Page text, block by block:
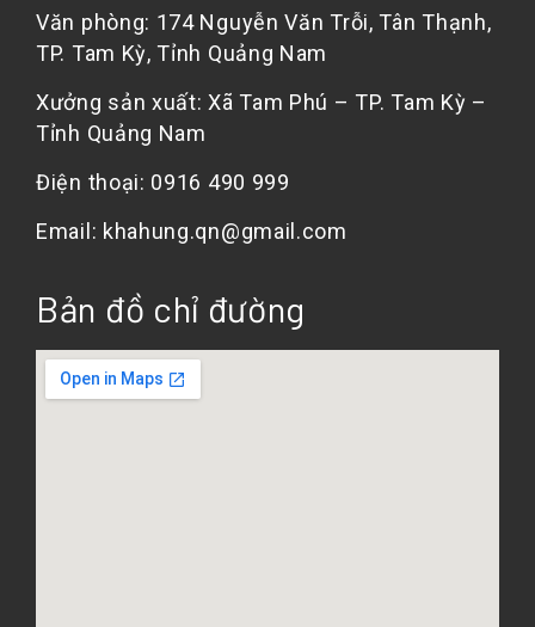
Văn phòng: 174 Nguyễn Văn Trỗi, Tân Thạnh,
TP. Tam Kỳ, Tỉnh Quảng Nam
Xưởng sản xuất: Xã Tam Phú – TP. Tam Kỳ –
Tỉnh Quảng Nam
Điện thoại: 0916 490 999
Email: khahung.qn@gmail.com
Bản đồ chỉ đường